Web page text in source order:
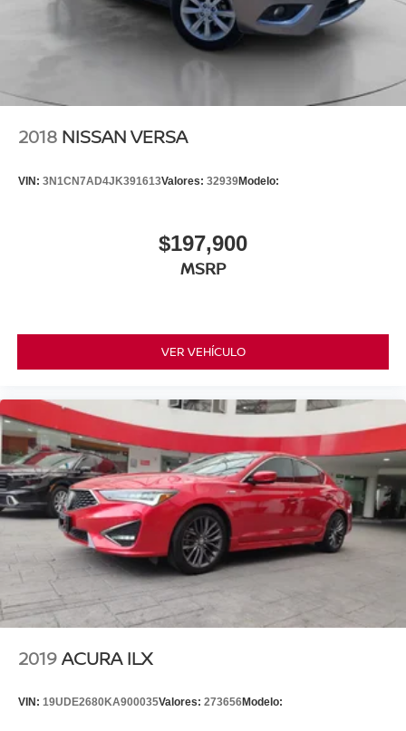
2018 NISSAN VERSA
VIN: 3N1CN7AD4JK391613Valores: 32939Modelo:
$197,900
MSRP
VER VEHÍCULO
2019ACURA ILX
VIN: 19UDE2680KA900035Valores: 273656Modelo: